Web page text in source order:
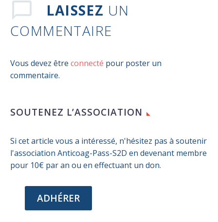
LAISSEZ UN
COMMENTAIRE
Vous devez être connecté pour poster un
commentaire.
SOUTENEZ L’ASSOCIATION
Si cet article vous a intéressé, n'hésitez pas à soutenir
l'association Anticoag-Pass-S2D en devenant membre
pour 10€ par an ou en effectuant un don.
ADHÉRER